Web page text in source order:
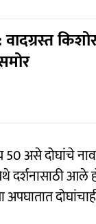
50 असे दोघांचे
दर्शनासाठी आले